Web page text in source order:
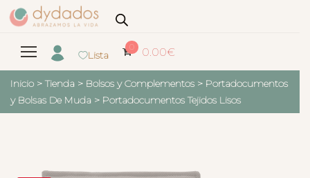
Lista
0 0.00€
Inicio > Tienda > Bolsos y Complementos > Portadocumentos
y Bolsas De Muda > Portadocumentos Tejidos Lisos